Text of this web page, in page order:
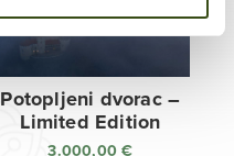
Potopljeni dvorac –
Limited Edition
3.000,00€